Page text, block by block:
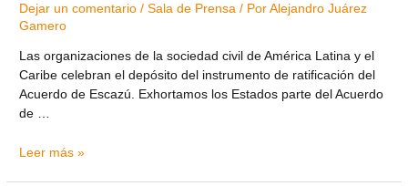
Dejar un comentario /Sala de Prensa / PorAlejandro Juárez
Gamero
Las organizaciones de la sociedad civil de América Latina y el
Caribe celebran el depósito del instrumento de ratificación del
Acuerdo de Escazú. Exhortamos los Estados parte del Acuerdo
de …
Leer más »